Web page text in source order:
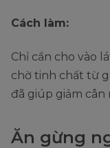
Cách làm:
Chỉ cần cho vào
chờ tinh chất từ
đã giúp giảm
Ăn gừng